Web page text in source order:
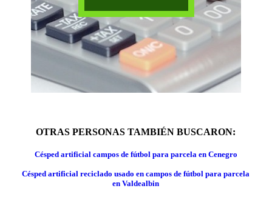
OTRAS PERSONAS TAMBIÉN BUSCARON:
Césped artificial campos de fútbol para parcela en Cenegro
Césped artificial reciclado usado en campos de fútbol para parcela
en Valdealbin